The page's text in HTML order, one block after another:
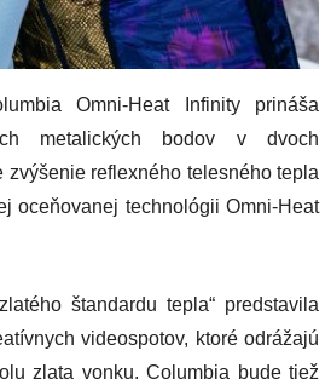
Omni-Heat Infinity prináša
metalických bodov v dvoch
reflexného telesného tepla
oceňovanej technológii Omni-Heat
štandardu tepla“ predstavila
videospotov, ktoré odrážajú
zlata vonku. Columbia bude tiež